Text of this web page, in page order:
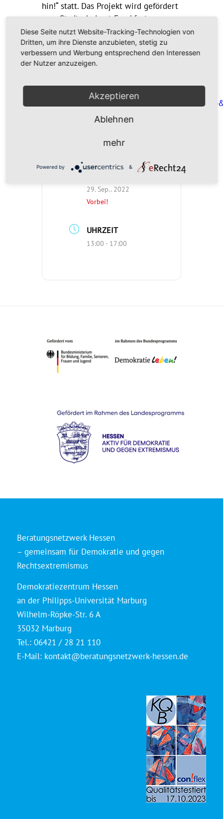
hin!“ statt. Das Projekt wird gefördert
vom Stadtschulamt Frankfurt am
Main.
Weitere Informationen und das
detaillierte Programm im Flyer
manage.com/track/click?
29. Sep.. 2022
Vorbei!
UHRZEIT
13:00 - 17:00
Beratungsnetzwerk Hessen
– gemeinsam für Demokratie und gegen
Rechtsextremismus
Demokratiezentrum Hessen
an der Philipps-Universität Marburg
Wilhelm-Röpke-Str. 6 A
35032 Marburg
Tel.: 06421 / 28 21 110
E-Mail: kontakt@beratungsnetzwerk-hessen.de
Diese Seite nutzt Website-Tracking-Technologien von
Dritten, um ihre Dienste anzubieten, stetig zu
verbessern und Werbung entsprechend den Interessen
der Nutzer anzuzeigen.
Akzeptieren
Ablehnen
mehr
Powered by &